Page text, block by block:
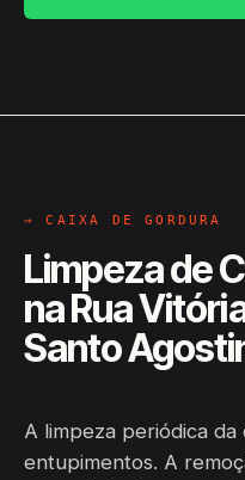
→ CAIXA DE GORDURA
Limpeza de
na Rua
Santo
A limpeza periódica
entupimentos. A